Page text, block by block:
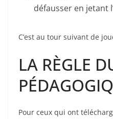
défausser en jetant
C’est au tour suivant de
LA RÈGLE
Pour ceux qui ont